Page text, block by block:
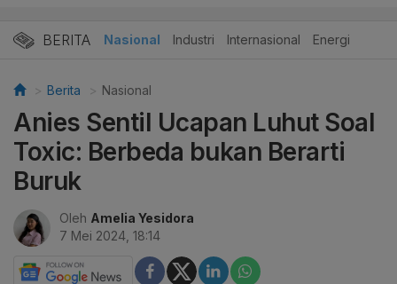
BERITA Nasional Industri Internasional Energi
Berita Nasional
Anies Sentil Ucapan Luhut Soal
Toxic: Berbeda bukan Berarti
Buruk
Oleh Amelia Yesidora
7 Mei 2024, 18:14